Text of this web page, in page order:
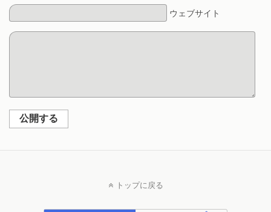
ウェブサイト
公開する
トップに戻る